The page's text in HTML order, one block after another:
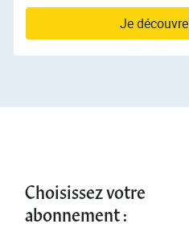
Je découvre
Choisissez votre
abonnement :